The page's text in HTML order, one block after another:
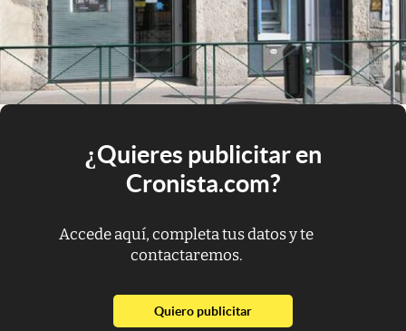
¿Quieres publicitar en
Cronista.com?
Accede aquí, completa tus datos y te
contactaremos.
Quiero publicitarabre en nueva pestaña